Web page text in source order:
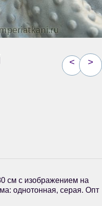
< >
см с изображением на
однотонная, серая. Опт